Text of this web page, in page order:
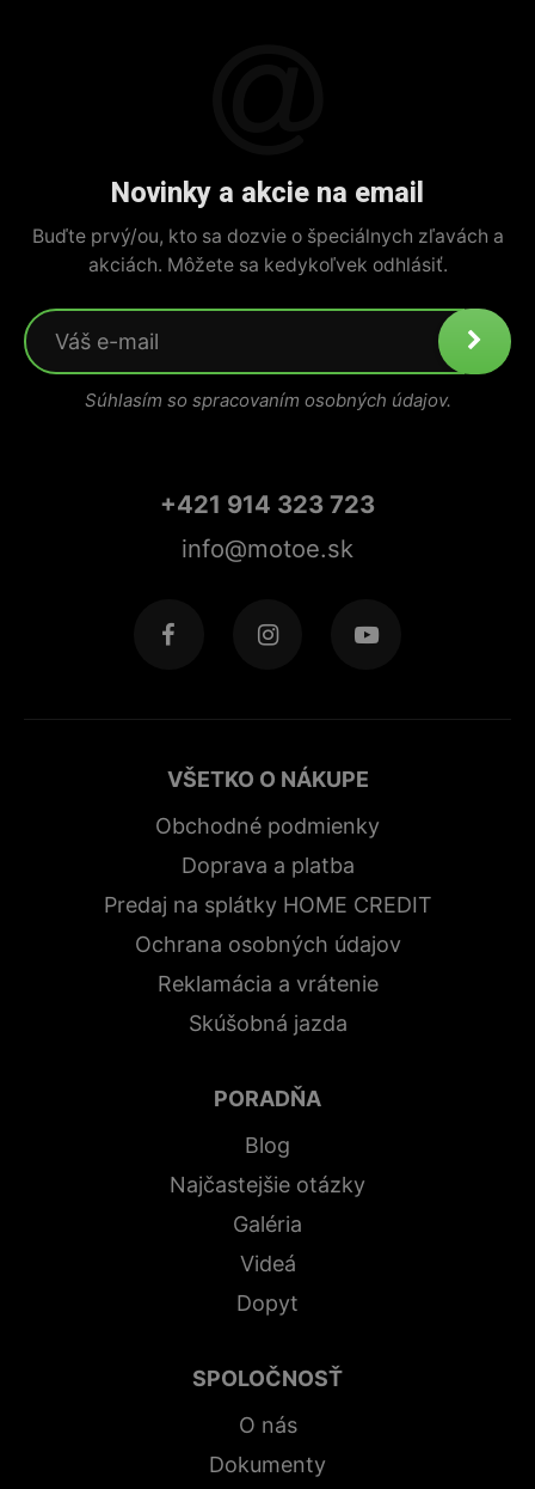
Novinky a akcie na email
Buďte prvý/ou, kto sa dozvie o špeciálnych zľavách a
akciách. Môžete sa kedykoľvek odhlásiť.
Súhlasím so spracovaním osobných údajov.
+421 914 323 723
info@motoe.sk
VŠETKO O NÁKUPE
Obchodné podmienky
Doprava a platba
Predaj na splátky HOME CREDIT
Ochrana osobných údajov
Reklamácia a vrátenie
Skúšobná jazda
PORADŇA
Blog
Najčastejšie otázky
Galéria
Videá
Dopyt
SPOLOČNOSŤ
O nás
Dokumenty